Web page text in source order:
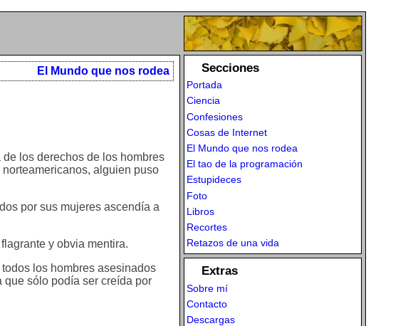
El Mundo que nos rodea
los derechos de los hombres
norteamericanos, alguien puso
por sus mujeres ascendía a
y obvia mentira.
los hombres asesinados
que sólo podía ser creída por
Secciones
Portada
Ciencia
Confesiones
Cosas de Internet
El Mundo que nos rodea
El tao de la programación
Estupideces
Foto
Libros
Recortes
Retazos de una vida
Extras
Sobre mí
Contacto
Descargas